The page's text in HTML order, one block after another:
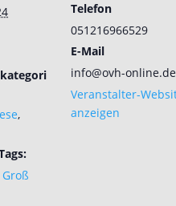
,
Telefon
051216966529
E-Mail
info@ovh-online.de
Veranstalter-
anzeigen